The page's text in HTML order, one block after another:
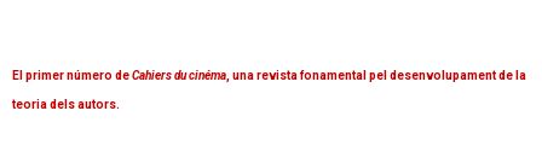
El primer número deCahiers du cinéma , una revista fonamental pel desenvolupament de la
teoria dels autors.